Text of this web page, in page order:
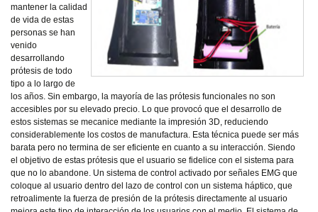
mantener la calidad
de vida de estas
personas se han
venido
desarrollando
prótesis de todo
tipo a lo largo de
los años. Sin embargo, la mayoría de las prótesis funcionales no son
accesibles por su elevado precio. Lo que provocó que el desarrollo de
estos sistemas se mecanice mediante la impresión 3D, reduciendo
considerablemente los costos de manufactura. Esta técnica puede ser más
barata pero no termina de ser eficiente en cuanto a su interacción. Siendo
el objetivo de estas prótesis que el usuario se fidelice con el sistema para
que no lo abandone. Un sistema de control activado por señales EMG que
coloque al usuario dentro del lazo de control con un sistema háptico, que
retroalimente la fuerza de presión de la prótesis directamente al usuario